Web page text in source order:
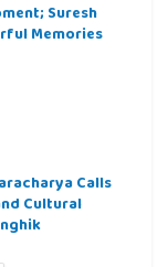
Suresh
Memories
Calls
Cultural